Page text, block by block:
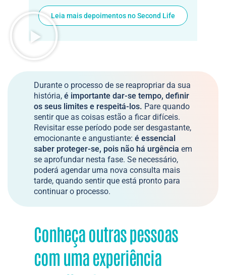
Leia mais depoimentos no Second Life
Durante o processo de se reapropriar da sua
história, é importante dar-se tempo, definir
os seus limites e respeitá-los. Pare quando
sentir que as coisas estão a ficar difíceis.
Revisitar esse período pode ser desgastante,
emocionante e angustiante: é essencial
saber proteger-se, pois não há urgência em
se aprofundar nesta fase. Se necessário,
poderá agendar uma nova consulta mais
tarde, quando sentir que está pronto para
continuar o processo.
Conheça outras pessoas
com uma experiência